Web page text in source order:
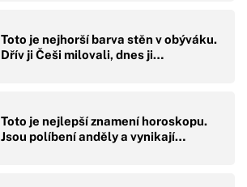
Toto je nejhorší barva stěn v obýváku.
Dřív ji Češi milovali, dnes ji…
Toto je nejlepší znamení horoskopu.
Jsou políbení anděly a vynikají…